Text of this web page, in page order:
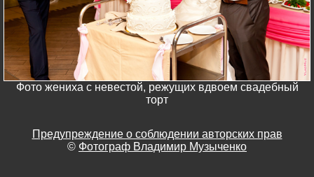
Фото жениха с невестой, режущих вдвоем свадебный
торт
Предупреждение о соблюдении авторских прав
© Фотограф Владимир Музыченко